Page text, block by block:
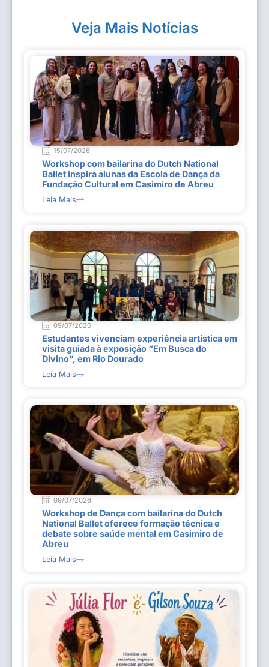
Veja Mais Notícias
15/07/2026
Workshop com bailarina do Dutch National
Ballet inspira alunas da Escola de Dança da
Fundação Cultural em Casimiro de Abreu
Leia Mais
09/07/2026
Estudantes vivenciam experiência artística em
visita guiada à exposição “Em Busca do
Divino”, em Rio Dourado
Leia Mais
09/07/2026
Workshop de Dança com bailarina do Dutch
National Ballet oferece formação técnica e
debate sobre saúde mental em Casimiro de
Abreu
Leia Mais